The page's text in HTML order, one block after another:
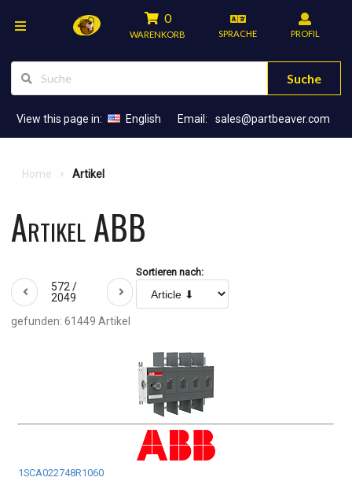
0
WARENKORB SPRACHE PROFIL
Suche
View this page in: English Email: sales@partbeaver.com
Home Artikel
Artikel ABB
572 /
2049
Sortieren nach:
gefunden: 61449 Artikel
1SCA022748R1060